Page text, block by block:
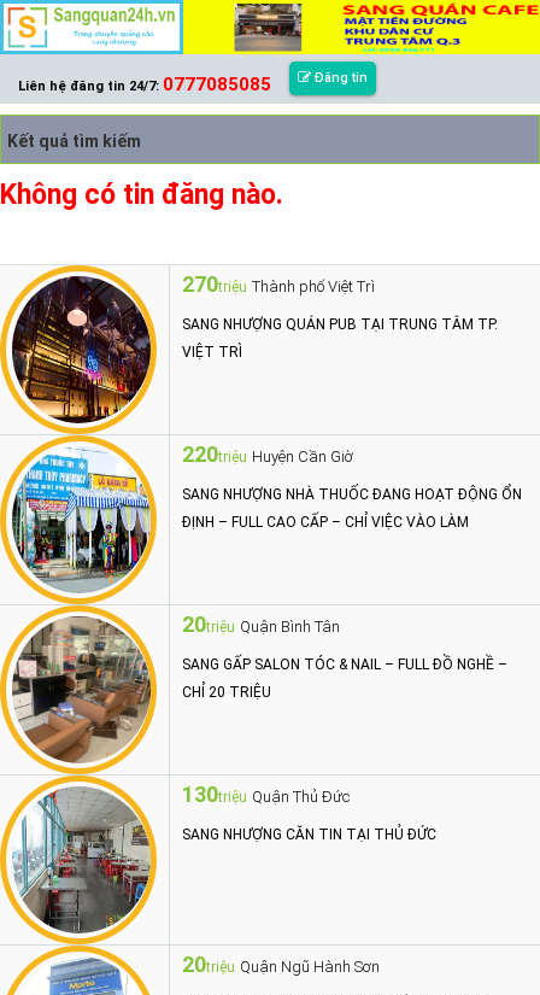
Liên hệ đăng tin 24/7: 0777085085 Đăng tin
Kết quả tìm kiếm
Không có tin đăng nào.
270triệu Thành phố Việt Trì
SANG NHƯỢNG QUÁN PUB TẠI TRUNG TÂM TP.
VIỆT TRÌ
220triệu Huyện Cần Giờ
SANG NHƯỢNG NHÀ THUỐC ĐANG HOẠT ĐỘNG ỔN
ĐỊNH – FULL CAO CẤP – CHỈ VIỆC VÀO LÀM
20triệu Quận Bình Tân
SANG GẤP SALON TÓC & NAIL – FULL ĐỒ NGHỀ –
CHỈ 20 TRIỆU
130triệu Quận Thủ Đức
SANG NHƯỢNG CĂN TIN TẠI THỦ ĐỨC
20triệu Quận Ngũ Hành Sơn